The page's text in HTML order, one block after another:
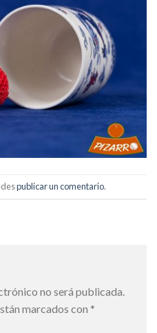
publicar un comentario.
no será publicada.
marcados con *